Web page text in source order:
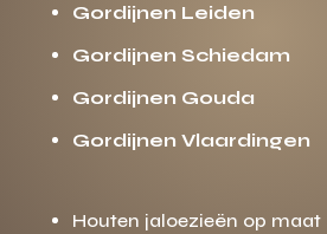
Gordijnen Leiden
Gordijnen Schiedam
Gordijnen Gouda
Gordijnen Vlaardingen
Houten jaloezieën op maat